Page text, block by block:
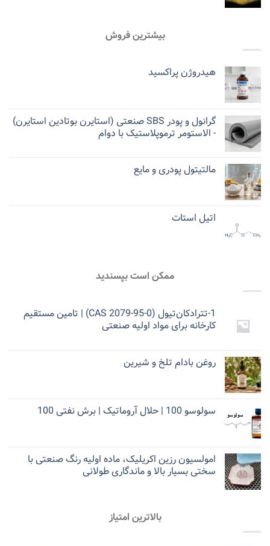
بیشترین فروش
هیدروژن پراکسید
گرانول و پودر SBS صنعتی (استایرن بوتادین استایرن)
- الاستومر ترموپلاستیک با دوام
مالتیتول پودری و مایع
اتیل استات
ممکن است بپسندید
1-تترادکان‌تیول (CAS 2079-95-0) | تامین مستقیم
کارخانه برای مواد اولیه صنعتی
روغن بادام تلخ و شیرین
سولوسو 100 | حلال آروماتیک | برش نفتی 100
امولسیون رزین اکریلیک، ماده اولیه رنگ صنعتی با
سختی بسیار بالا و ماندگاری طولانی
بالاترین امتیاز